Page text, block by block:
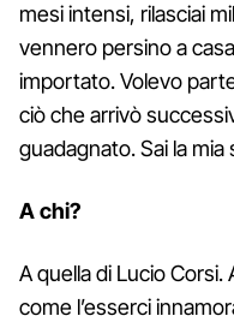
mesi intensi, rilasciai
vennero persino a
importato. Volevo
ciò che arrivò
guadagnato. Sai la mia
A chi?
A quella di Lucio
come l’esserci